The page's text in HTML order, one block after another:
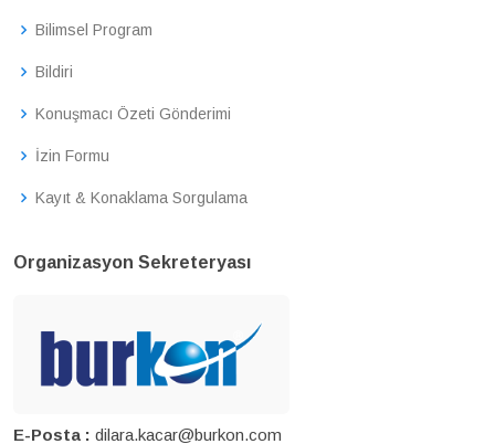
Bilimsel Program
Bildiri
Konuşmacı Özeti Gönderimi
İzin Formu
Kayıt & Konaklama Sorgulama
Organizasyon Sekreteryası
E-Posta : dilara.kacar@burkon.com